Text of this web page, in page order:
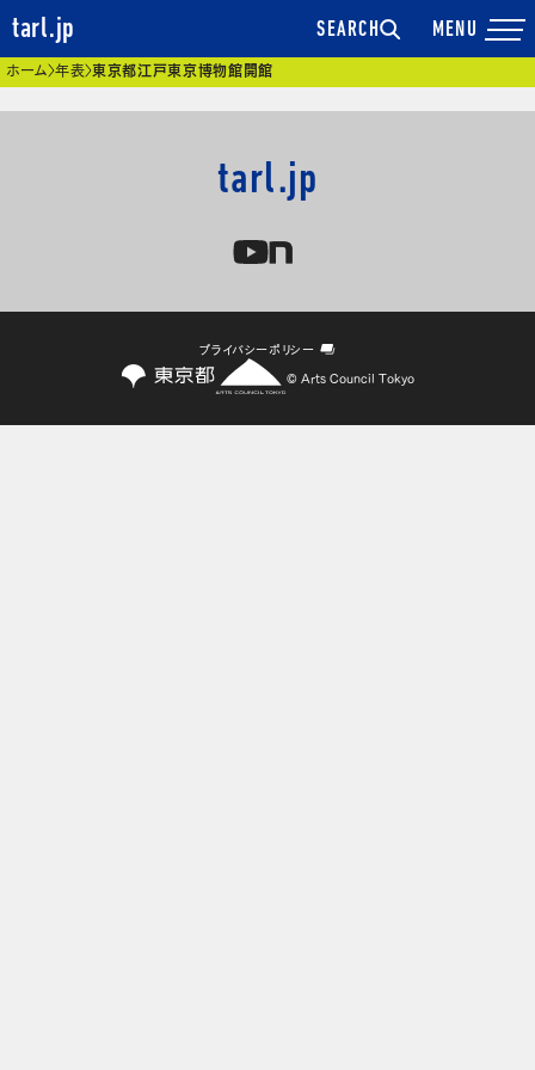
tarl.jp SEARCH
現在位置
ホーム 年表 東京都江戸東京博物館開館
tarl.jp
プライバシーポリシー
© Arts Council Tokyo